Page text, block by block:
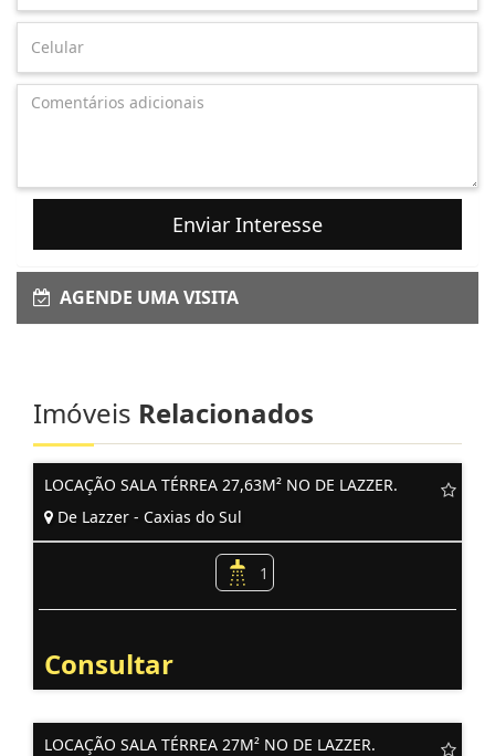
Enviar Interesse
AGENDE UMA VISITA
Imóveis Relacionados
LOCAÇÃO SALA TÉRREA 27,63M² NO DE LAZZER.
De Lazzer - Caxias do Sul
1
Consultar
LOCAÇÃO SALA TÉRREA 27M² NO DE LAZZER.